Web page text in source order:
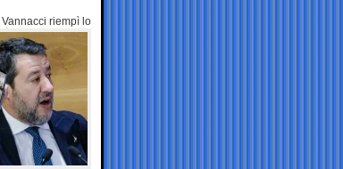
Vannacci riempì lo